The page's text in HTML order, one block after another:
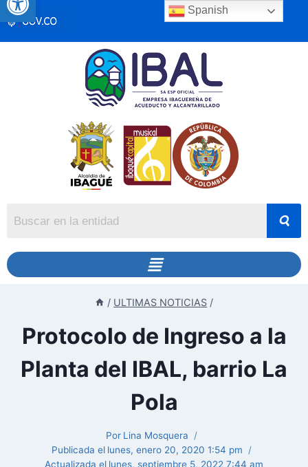
/ ULTIMAS NOTICIAS /
Protocolo de Ingreso a la
Planta del IBAL, barrio La
Pola
Por Lina Mosquera
Publicada el lunes, enero 20, 2020 1:54 pm
Actualizada el lunes, septiembre 5, 2022 7:44 am
Spanish